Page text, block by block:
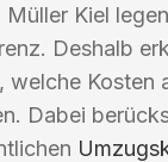
Kiel
Deshalb
welche Kosten
Dabei